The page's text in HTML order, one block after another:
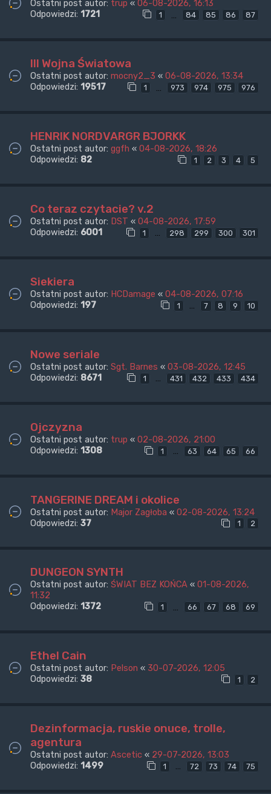
Ostatni post autor: trup « 06-08-2026, 16:13
Odpowiedzi: 1721 1 … 84 85 86 87
III Wojna Światowa
Ostatni post autor: mocny2_3 « 06-08-2026, 13:34
Odpowiedzi: 19517 1 973 974 975 976
HENRIK NORDVARGR BJORKK
Ostatni post autor: ggfh « 04-08-2026, 18:26
Odpowiedzi: 82 1 2 3 4 5
Co teraz czytacie? v.2
Ostatni post autor: DST « 04-08-2026, 17:59
Odpowiedzi: 6001 1 … 298 299 300 301
Siekiera
Ostatni post autor: HCDamage « 04-08-2026, 07:16
Odpowiedzi: 197 1 … 7 8 9 10
Nowe seriale
Ostatni post autor: Sgt. Barnes « 03-08-2026, 12:45
Odpowiedzi: 8671 1 … 431 432 433 434
Ojczyzna
Ostatni post autor: trup « 02-08-2026, 21:00
Odpowiedzi: 1308 1 … 63 64 65 66
TANGERINE DREAM i okolice
Ostatni post autor: Major Zagłoba « 02-08-2026, 13:24
Odpowiedzi: 37 1 2
DUNGEON SYNTH
Ostatni post autor: ŚWIAT BEZ KOŃCA « 01-08-2026,
11:32
Odpowiedzi: 1372 1 … 66 67 68 69
Ethel Cain
Ostatni post autor: Pelson « 30-07-2026, 12:05
Odpowiedzi: 38 1 2
Dezinformacja, ruskie onuce, trolle,
agentura
Ostatni post autor: Ascetic « 29-07-2026, 13:03
Odpowiedzi: 1499 1 … 72 73 74 75